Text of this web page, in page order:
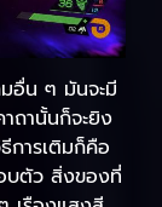
อื่น ๆ มันจะมี
ถานั้นก็จะยิง
การเติมก็คือ
บตัว สิ่งของที่